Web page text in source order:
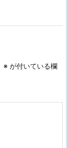
※ が付いている欄